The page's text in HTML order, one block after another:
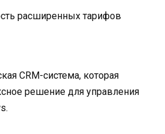
расширенных тарифов
CRM-система, которая
решение для управления